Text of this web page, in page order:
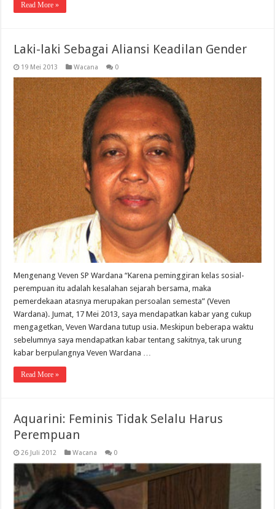
Read More »
Laki-laki Sebagai Aliansi Keadilan Gender
19 Mei 2013 Wacana 0
Mengenang Veven SP Wardana “Karena peminggiran kelas sosial-
perempuan itu adalah kesalahan sejarah bersama, maka
pemerdekaan atasnya merupakan persoalan semesta” (Veven
Wardana). Jumat, 17 Mei 2013, saya mendapatkan kabar yang cukup
mengagetkan, Veven Wardana tutup usia. Meskipun beberapa waktu
sebelumnya saya mendapatkan kabar tentang sakitnya, tak urung
kabar berpulangnya Veven Wardana …
Read More »
Aquarini: Feminis Tidak Selalu Harus
Perempuan
26 Juli 2012 Wacana 0